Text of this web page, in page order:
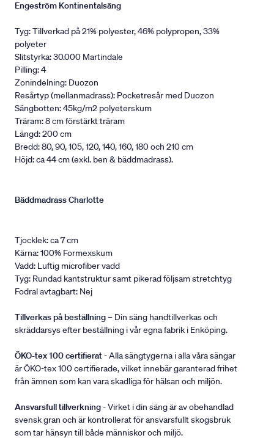
Engeström Kontinentalsäng
Tyg: Tillverkad på 21% polyester, 46% polypropen, 33%
polyeter
Slitstyrka: 30.000 Martindale
Pilling: 4
Zonindelning: Duozon
Resårtyp (mellanmadrass): Pocketresår med Duozon
Sängbotten: 45kg/m2 polyeterskum
Träram: 8 cm förstärkt träram
Längd: 200 cm
Bredd: 80, 90, 105, 120, 140, 160, 180 och 210 cm
Höjd: ca 44 cm (exkl. ben & bäddmadrass).
Bäddmadrass Charlotte
Tjocklek: ca 7 cm
Kärna: 100% Formexskum
Vadd: Luftig microfiber vadd
Tyg: Rundad kantstruktur samt pikerad följsam stretchtyg
Fodral avtagbart: Nej
Tillverkas på beställning– Din säng handtillverkas och
skräddarsys efter beställning i vår egna fabrik i Enköping.
ÖKO-tex 100 certifierat- Alla sängtygerna i alla våra sängar
är ÖKO-tex 100 certifierade, vilket innebär garanterad frihet
från ämnen som kan vara skadliga för hälsan och miljön.
Ansvarsfull tillverkning- Virket i din säng är av obehandlad
svensk gran och är kontrollerat för ansvarsfullt skogsbruk
som tar hänsyn till både människor och miljö.